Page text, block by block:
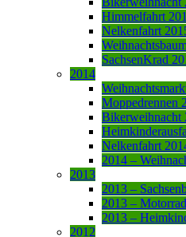
Himmelfahrt
Nelkenfahrt
SachsenKrad
2014
Moppedrennen
Bikerweihnacht
Nelkenfahrt
2014 –
2013
2013 –
2013 –
2013 –
2012